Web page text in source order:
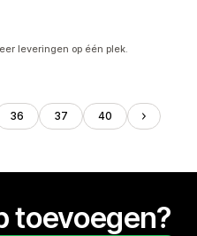
leveringen op één plek.
36 37 40
toevoegen?